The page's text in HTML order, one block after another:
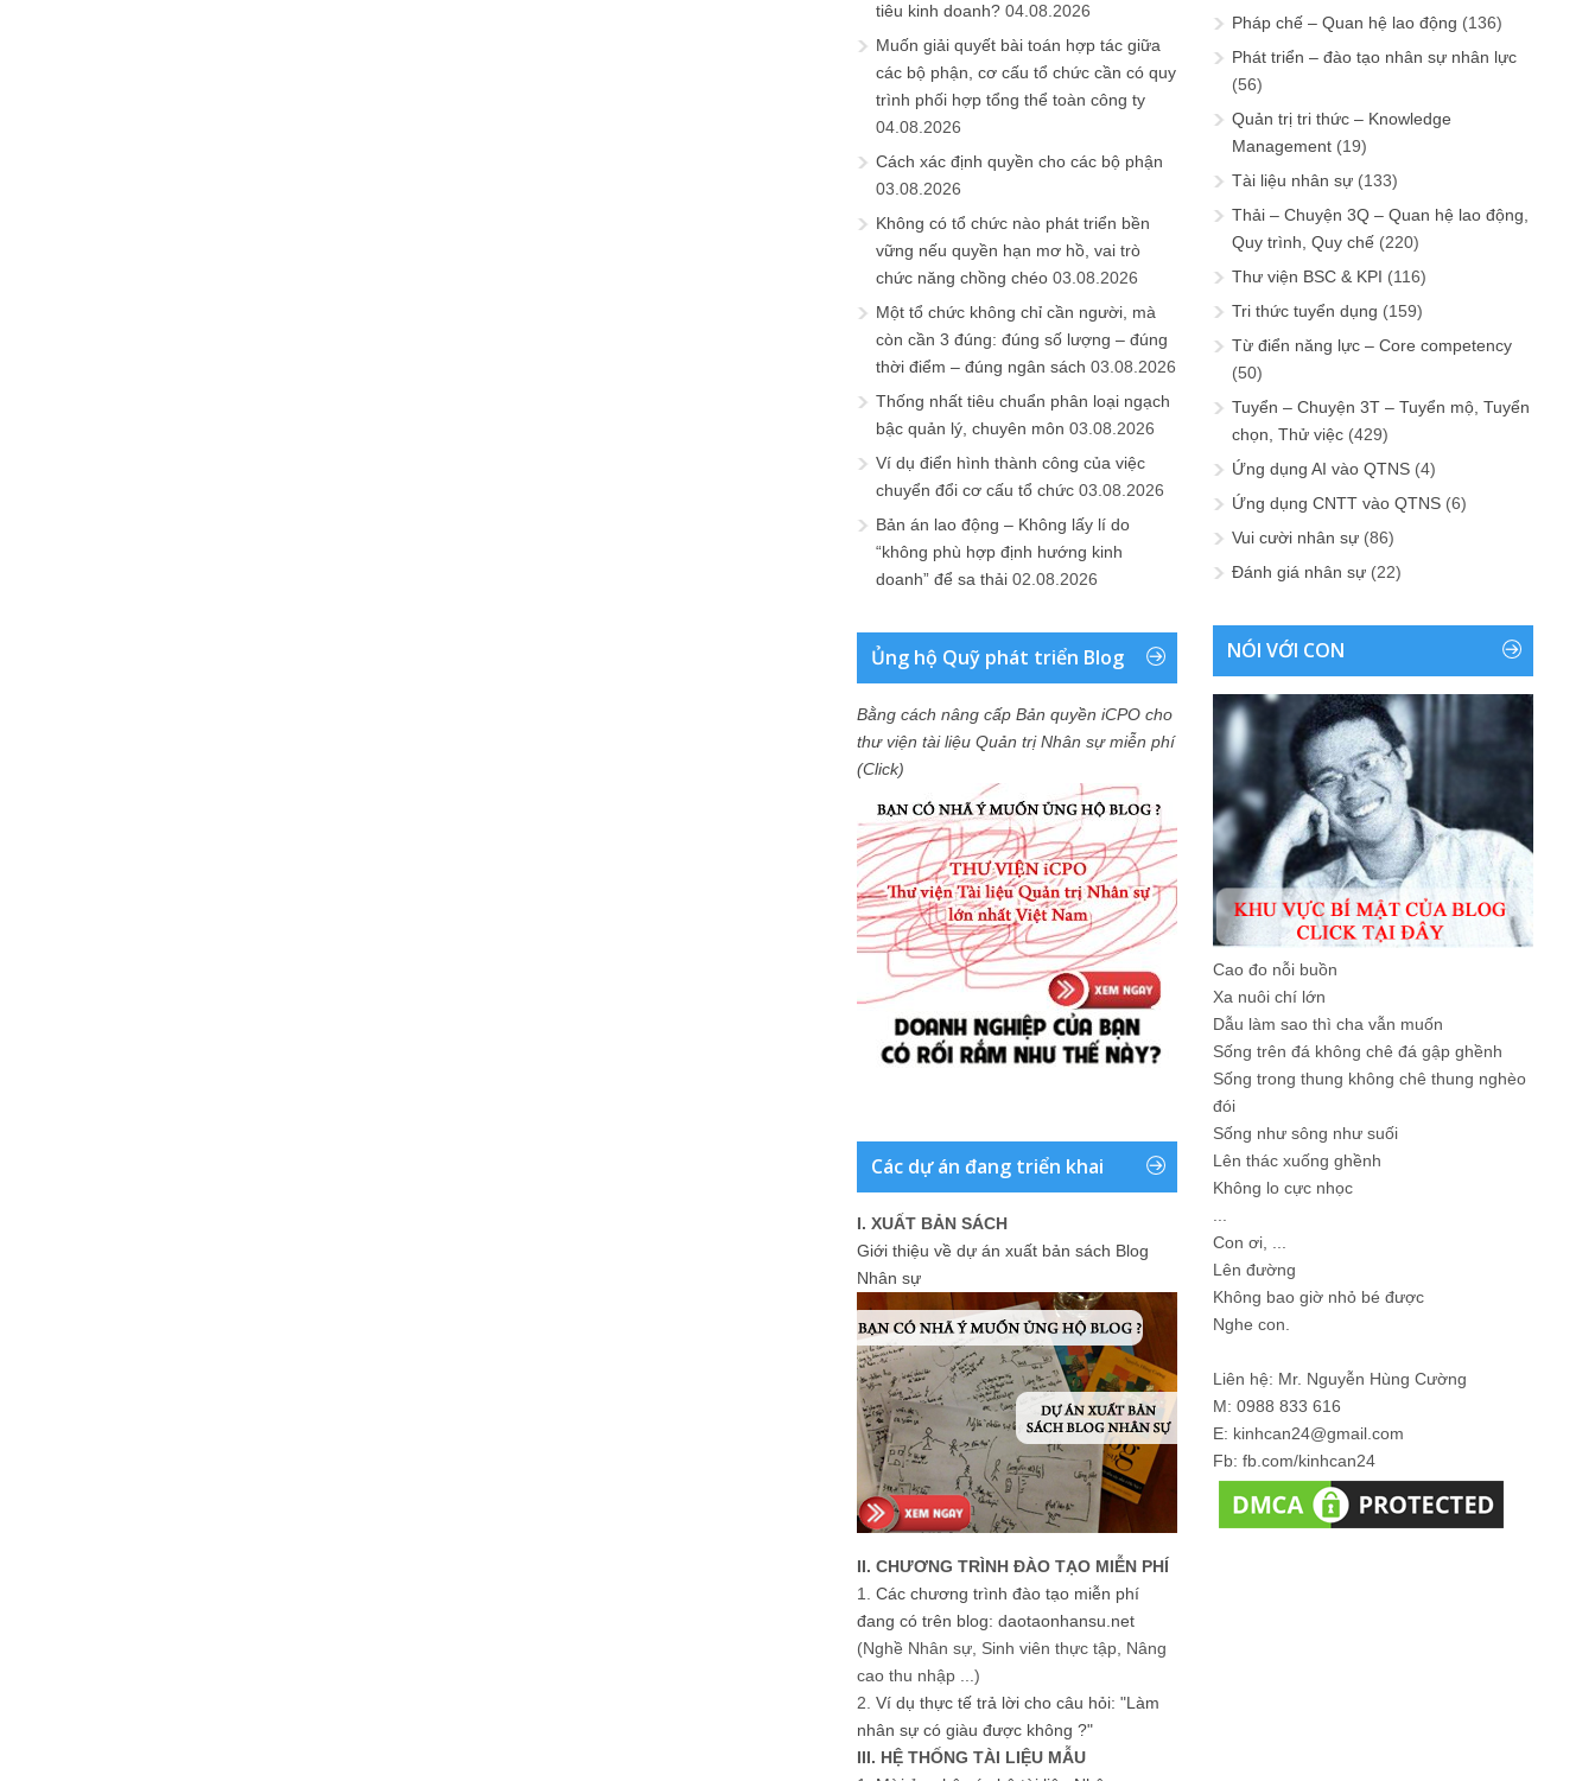
tiêu kinh doanh? 04.08.2026
Muốn giải quyết bài toán hợp tác giữa
các bộ phận, cơ cấu tổ chức cần có quy
trình phối hợp tổng thể toàn công ty
04.08.2026
Cách xác định quyền cho các bộ phận
03.08.2026
Không có tổ chức nào phát triển bền
vững nếu quyền hạn mơ hồ, vai trò
chức năng chồng chéo 03.08.2026
Một tổ chức không chỉ cần người, mà
còn cần 3 đúng: đúng số lượng – đúng
thời điểm – đúng ngân sách 03.08.2026
Thống nhất tiêu chuẩn phân loại ngạch
bậc quản lý, chuyên môn 03.08.2026
Ví dụ điển hình thành công của việc
chuyển đổi cơ cấu tổ chức 03.08.2026
Bản án lao động – Không lấy lí do
“không phù hợp định hướng kinh
doanh” để sa thải 02.08.2026
Ủng hộ Quỹ phát triển Blog
Bằng cách nâng cấp Bản quyền iCPO cho
thư viện tài liệu Quản trị Nhân sự miễn phí
(Click)
Các dự án đang triển khai
I. XUẤT BẢN SÁCH
Giới thiệu về dự án xuất bản sách Blog
Nhân sự
II. CHƯƠNG TRÌNH ĐÀO TẠO MIỄN PHÍ
1. Các chương trình đào tạo miễn phí
đang có trên blog: daotaonhansu.net
(Nghề Nhân sự, Sinh viên thực tập, Nâng
cao thu nhập ...)
2. Ví dụ thực tế trả lời cho câu hỏi: "Làm
nhân sự có giàu được không ?"
III. HỆ THỐNG TÀI LIỆU MẪU
Pháp chế – Quan hệ lao động (136)
Phát triển – đào tạo nhân sự nhân lực
(56)
Quản trị tri thức – Knowledge
Management (19)
Tài liệu nhân sự (133)
Thải – Chuyện 3Q – Quan hệ lao động,
Quy trình, Quy chế (220)
Thư viện BSC & KPI (116)
Tri thức tuyển dụng (159)
Từ điển năng lực – Core competency
(50)
Tuyển – Chuyện 3T – Tuyển mộ, Tuyển
chọn, Thử việc (429)
Ứng dụng AI vào QTNS (4)
Ứng dụng CNTT vào QTNS (6)
Vui cười nhân sự (86)
Đánh giá nhân sự (22)
NÓI VỚI CON
Cao đo nỗi buồn
Xa nuôi chí lớn
Dẫu làm sao thì cha vẫn muốn
Sống trên đá không chê đá gập ghềnh
Sống trong thung không chê thung nghèo
đói
Sống như sông như suối
Lên thác xuống ghềnh
Không lo cực nhọc
Con ơi, ...
Lên đường
Không bao giờ nhỏ bé được
Nghe con.
Liên hệ: Mr. Nguyễn Hùng Cường
M: 0988 833 616
E: kinhcan24@gmail.com
Fb: fb.com/kinhcan24